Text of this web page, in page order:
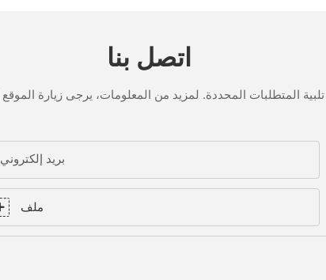
اتصل بنا
بريد إلكتروني
ملف